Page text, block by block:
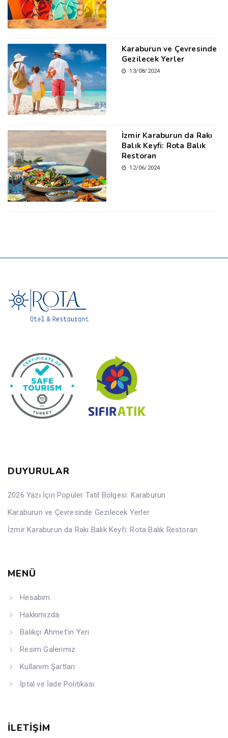
Karaburun ve Çevresinde
Gezilecek Yerler
13/08/2024
İzmir Karaburun da Rakı
Balık Keyfi: Rota Balık
Restoran
12/06/2024
DUYURULAR
2026 Yazı İçin Popüler Tatil Bölgesi: Karaburun
Karaburun ve Çevresinde Gezilecek Yerler
İzmir Karaburun da Rakı Balık Keyfi: Rota Balık Restoran
MENÜ
Hesabım
Hakkımızda
Balıkçı Ahmet’in Yeri
Resim Galerimiz
Kullanım Şartları
İptal ve İade Politikası
İLETİŞİM